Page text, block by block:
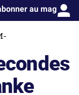
au mag